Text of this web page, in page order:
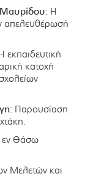
Η
απελευθέρωσή
εκπαιδευτική
κατοχή
Παρουσίαση
εν Θάσω
Μελετών και